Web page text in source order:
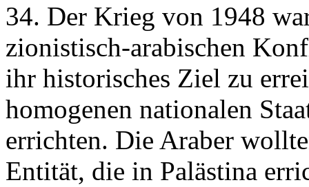
34. Der Krieg von 1948
zionistisch-arabischen
ihr historisches Ziel zu
homogenen nationalen
errichten. Die Araber
Entität, die in Palästina